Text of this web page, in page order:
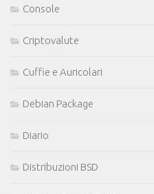
Console
Criptovalute
Cuffie e Auricolari
Debian Package
Diario
Distribuzioni BSD